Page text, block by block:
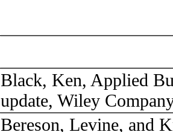
Black, Ken, Applied
update, Wiley
Bereson, Levine, and